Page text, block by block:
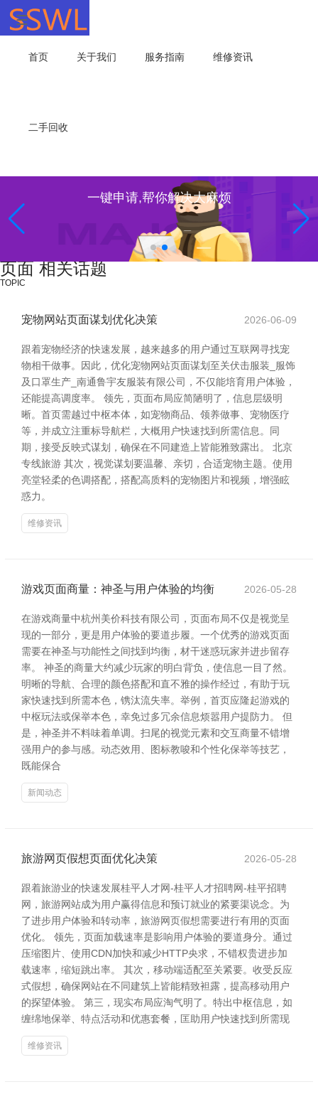
首页 关于我们 服务指南 维修资讯
二手回收
一键申请,帮你解决大麻烦
页面 相关话题
TOPIC
宠物网站页面谋划优化决策 2026-06-09
跟着宠物经济的快速发展，越来越多的用户通过互联网寻找宠
物相干做事。因此，优化宠物网站页面谋划至关伏击服装_服饰
及口罩生产_南通鲁宇友服装有限公司，不仅能培育用户体验，
还能提高调度率。 领先，页面布局应简陋明了，信息层级明
晰。首页需越过中枢本体，如宠物商品、领养做事、宠物医疗
等，并成立注重标导航栏，大概用户快速找到所需信息。同
期，接受反映式谋划，确保在不同建造上皆能雅致露出。 北京
专线旅游 其次，视觉谋划要温馨、亲切，合适宠物主题。使用
亮堂轻柔的色调搭配，搭配高质料的宠物图片和视频，增强眩
惑力。
维修资讯
游戏页面商量：神圣与用户体验的均衡 2026-05-28
在游戏商量中杭州美价科技有限公司，页面布局不仅是视觉呈
现的一部分，更是用户体验的要道步履。一个优秀的游戏页面
需要在神圣与功能性之间找到均衡，材干迷惑玩家并进步留存
率。 神圣的商量大约减少玩家的明白背负，使信息一目了然。
明晰的导航、合理的颜色搭配和直不雅的操作经过，有助于玩
家快速找到所需本色，镌汰流失率。举例，首页应隆起游戏的
中枢玩法或保举本色，幸免过多冗余信息烦嚣用户提防力。 但
是，神圣并不料味着单调。扫尾的视觉元素和交互商量不错增
强用户的参与感。动态效用、图标教唆和个性化保举等技艺，
既能保合
新闻动态
旅游网页假想页面优化决策 2026-05-28
跟着旅游业的快速发展桂平人才网-桂平人才招聘网-桂平招聘
网，旅游网站成为用户赢得信息和预订就业的紧要渠说念。为
了进步用户体验和转动率，旅游网页假想需要进行有用的页面
优化。 领先，页面加载速率是影响用户体验的要道身分。通过
压缩图片、使用CDN加快和减少HTTP央求，不错权贵进步加
载速率，缩短跳出率。 其次，移动端适配至关紧要。收受反应
式假想，确保网站在不同建筑上皆能精致袒露，提高移动用户
的探望体验。 第三，现实布局应淘气明了。特出中枢信息，如
缠绵地保举、特点活动和优惠套餐，匡助用户快速找到所需现
维修资讯